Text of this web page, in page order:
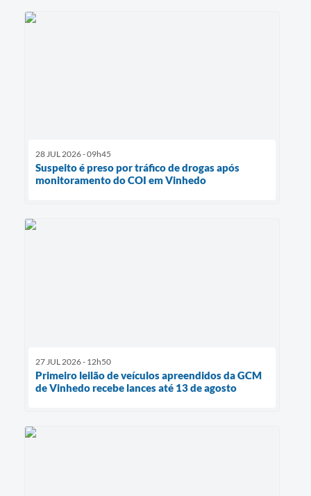
28 JUL 2026 - 09h45
Suspeito é preso por tráfico de drogas após
monitoramento do COI em Vinhedo
27 JUL 2026 - 12h50
Primeiro leilão de veículos apreendidos da GCM
de Vinhedo recebe lances até 13 de agosto